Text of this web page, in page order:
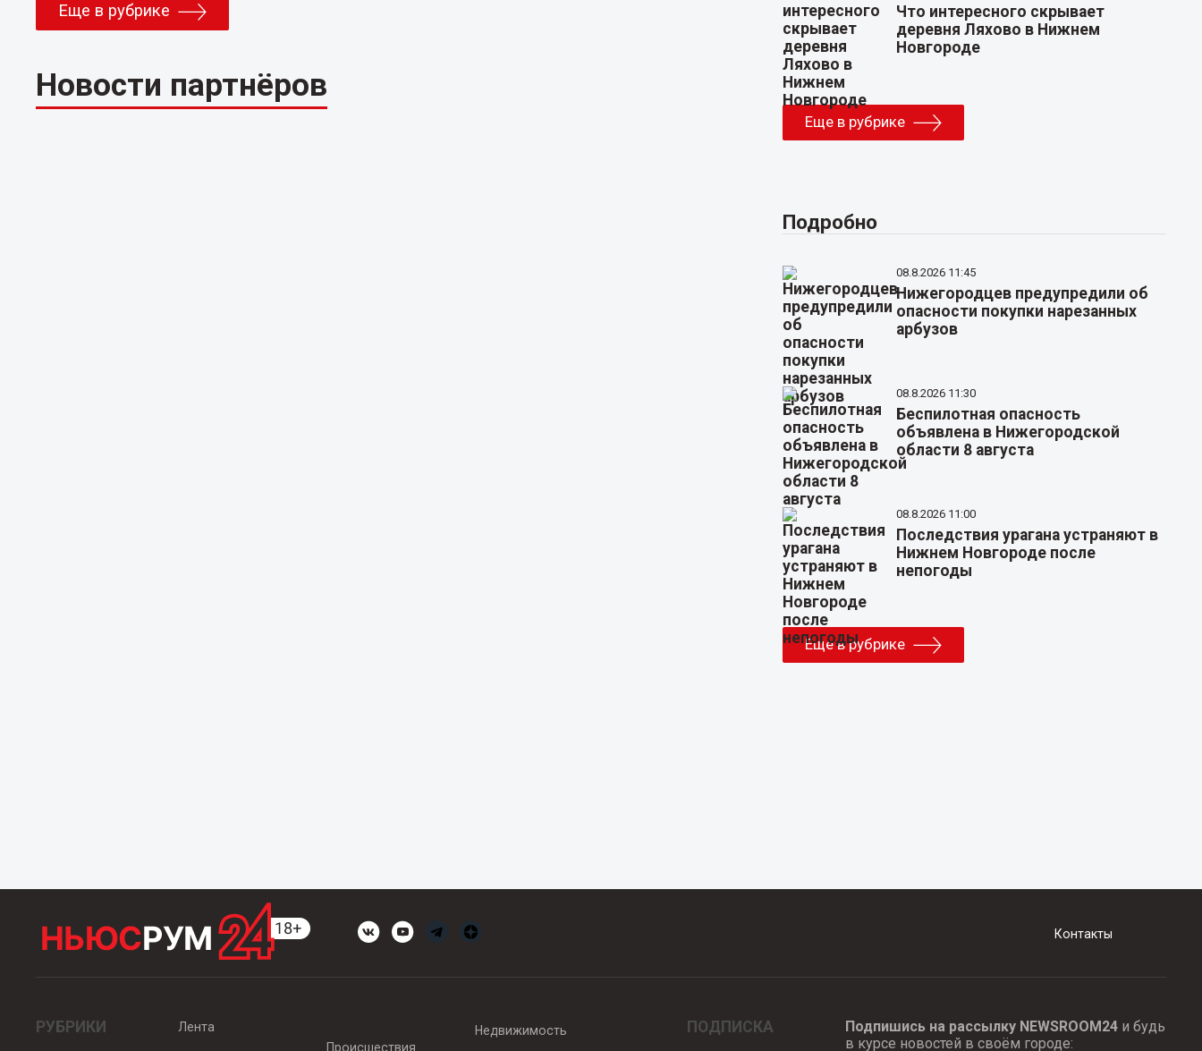
Еще в рубрике
Новости партнёров
Что интересного скрывает
деревня Ляхово в Нижнем
Новгороде
Еще в рубрике
Подробно
08.8.2026 11:45
Нижегородцев предупредили об
опасности покупки нарезанных
арбузов
08.8.2026 11:30
Беспилотная опасность
объявлена в Нижегородской
области 8 августа
08.8.2026 11:00
Последствия урагана устраняют в
Нижнем Новгороде после
непогоды
Еще в рубрике
Контакты
РУБРИКИ
Лента
Происшествия
Недвижимость ПОДПИСКА Подпишись на рассылку NEWSROOM24и будь
в курсе новостей в своём городе: